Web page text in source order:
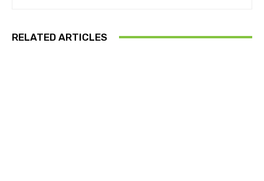
RELATED ARTICLES